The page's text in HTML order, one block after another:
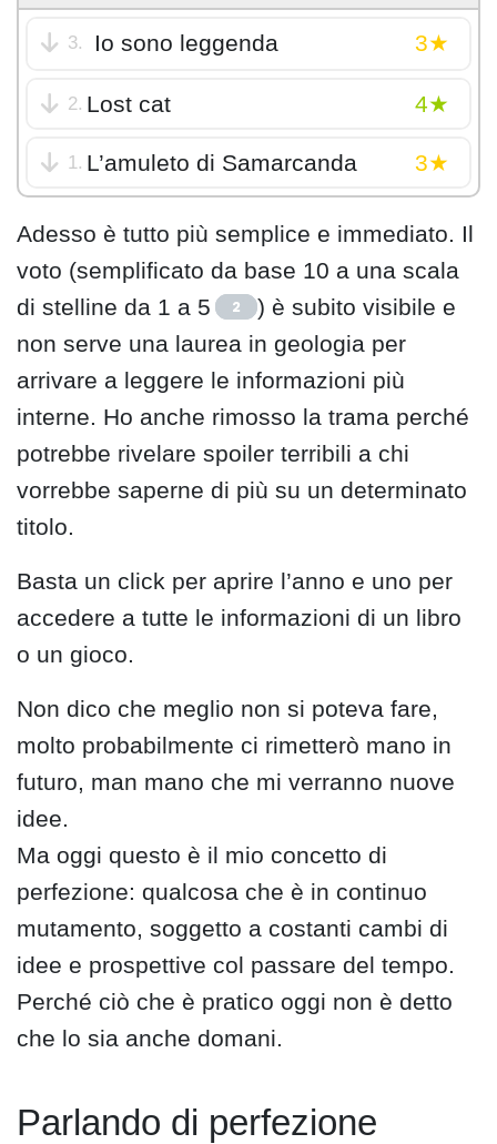
3. Io sono leggenda
2. Lost cat
1. L’amuleto di Samarcanda
Adesso è tutto più semplice e immediato. Il
voto (semplificato da base 10 a una scala
di stelline da 1 a 5
2
) è subito visibile e
non serve una laurea in geologia per
arrivare a leggere le informazioni più
interne. Ho anche rimosso la trama perché
potrebbe rivelare spoiler terribili a chi
vorrebbe saperne di più su un determinato
titolo.
Basta un click per aprire l’anno e uno per
accedere a tutte le informazioni di un libro
o un gioco.
Non dico che meglio non si poteva fare,
molto probabilmente ci rimetterò mano in
futuro, man mano che mi verranno nuove
idee.
Ma oggi questo è il mio concetto di
perfezione: qualcosa che è in continuo
mutamento, soggetto a costanti cambi di
idee e prospettive col passare del tempo.
Perché ciò che è pratico oggi non è detto
che lo sia anche domani.
Parlando di perfezione